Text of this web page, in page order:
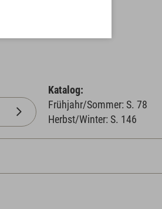
Katalog:
Frühjahr/Sommer: S. 78
Herbst/Winter: S. 146